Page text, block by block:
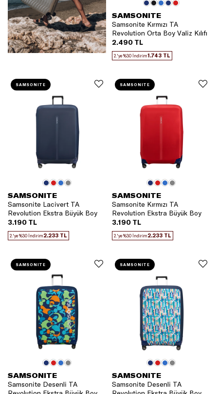
SAMSONITE
Samsonite Kırmızı TA
Revolution Orta Boy Valiz Kılıfı
2.490 TL
2.'ye %30 İndirim1.743 TL
SAMSONITE
Samsonite Lacivert TA
Revolution Ekstra Büyük Boy
Valiz Kılıfı
3.190 TL
2.'ye %30 İndirim2.233 TL
SAMSONITE
SAMSONITE
Samsonite Kırmızı TA
Revolution Ekstra Büyük Boy
Valiz Kılıfı
3.190 TL
2.'ye %30 İndirim2.233 TL
SAMSONITE
SAMSONITE
Samsonite Desenli TA
SAMSONITE
SAMSONITE
Samsonite Desenli TA
SAMSONITE